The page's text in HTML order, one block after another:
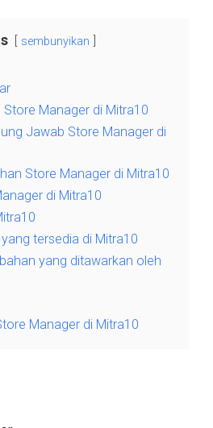
sembunyikan
Store Manager di Mitra10
Jawab Store Manager di
Store Manager di Mitra10
di Mitra10
tersedia di Mitra10
yang ditawarkan oleh
Manager di Mitra10